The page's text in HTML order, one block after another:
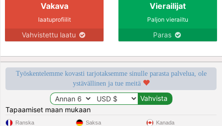
Vakava
laatuprofiilit
Vahvistettu laatu
Vierailijat
Paljon vierailtu
Paras
Työskentelemme kovasti tarjotaksemme sinulle parasta palvelua, ole
ystävällinen ja tue meitä
Tapaamiset maan mukaan
Ranska Saksa Kanada